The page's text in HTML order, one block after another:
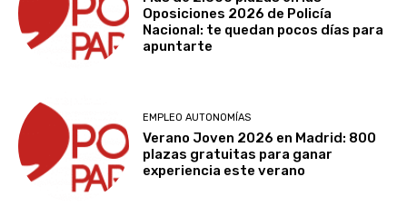
Oposiciones 2026 de Policía
Nacional: te quedan pocos días para
apuntarte
EMPLEO AUTONOMÍAS
Verano Joven 2026 en Madrid: 800
plazas gratuitas para ganar
experiencia este verano